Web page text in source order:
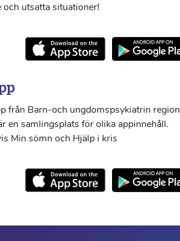
och utsatta situationer!
från Barn-och ungdomspsykiatrin region
en samlingsplats för olika appinnehåll.
Min sömn och Hjälp i kris